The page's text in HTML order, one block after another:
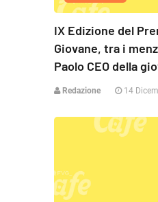
IX Edizione del
Giovane, tra i
Paolo CEO della
Redazione 14